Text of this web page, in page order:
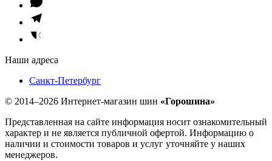
Наши адреса
Санкт-Петербург
© 2014–2026 Интернет-магазин шин «Горошина»
Представленная на сайте информация носит ознакомительный
характер и не является публичной офертой. Информацию о
наличии и стоимости товаров и услуг уточняйте у наших
менеджеров.